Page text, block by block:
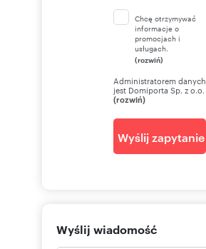
Chcę otrzymywać
informacje o
promocjach i
usługach.
(rozwiń)
Administratorem danych
jest Domiporta Sp. z o.o.
(rozwiń)
Wyślij zapytanie
Wyślij wiadomość